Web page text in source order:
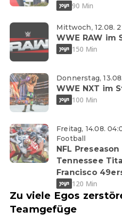
90 Min
Mittwoch, 12.08.
WWE RAW im
150 Min
Donnerstag,
WWE NXT im
100 Min
Freitag, 14.08.
Football
NFL Preseason
Tennessee
Francisco
120 Min
Zu viele Egos
Teamgefüge